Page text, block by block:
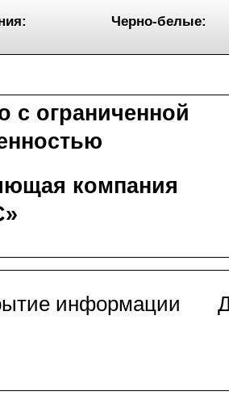
Черно-белые:
с ограниченной
компания
информации